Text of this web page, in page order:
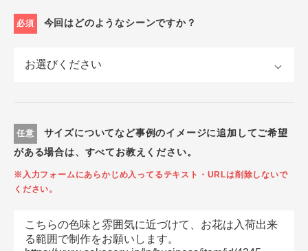
必須 今回はどのようなシーンですか？
任意
サイズについてなど事例のイメージに追加してご希望
がある場合は、すべてお教えください。
※入力フォームにあらかじめ入ってるテキスト・URLは削除しないで
ください。